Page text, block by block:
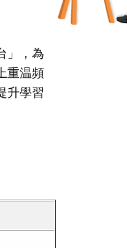
」，為
重温頻
升學習